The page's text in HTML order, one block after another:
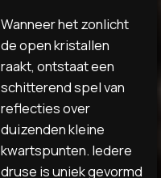
Wanneer het zonlicht
de open kristallen
raakt, ontstaat een
schitterend spel van
reflecties over
duizenden kleine
kwartspunten. Iedere
druse is uniek gevormd